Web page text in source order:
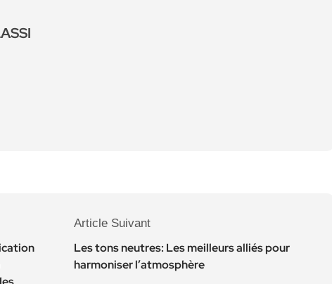
Article Suivant
Les tons neutres: Les meilleurs alliés pour
harmoniser l’atmosphère